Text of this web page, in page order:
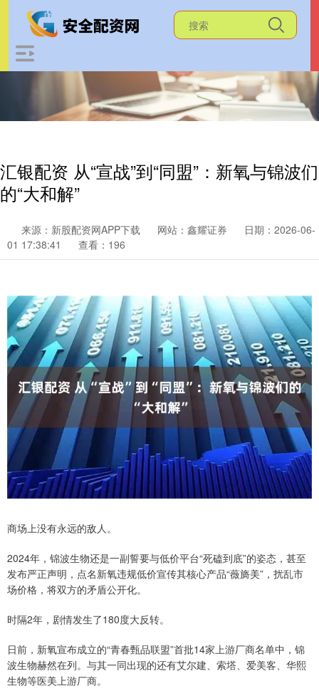
汇银配资 从“宣战”到“同盟”：新氧与锦波们
的“大和解”
来源：新股配资网APP下载 网站：鑫耀证券
日期：2026-06-
01 17:38:41
查看：196
商场上没有永远的敌人。
2024年，锦波生物还是一副誓要与低价平台“死磕到底”的姿态，甚至
发布严正声明，点名新氧违规低价宣传其核心产品“薇旖美”，扰乱市
场价格，将双方的矛盾公开化。
时隔2年，剧情发生了180度大反转。
日前，新氧宣布成立的“青春甄品联盟”首批14家上游厂商名单中，锦
波生物赫然在列。与其一同出现的还有艾尔建、索塔、爱美客、华熙
生物等医美上游厂商。